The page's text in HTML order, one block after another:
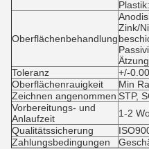
Oberflächenbehandlung
Zink/
Toleranz
+/-
Oberflächenrauigkeit
Min
Zeichnen angenommen STP,
Vorbereitungs- und
Anlaufzeit
1-2
Qualitätssicherung
Zahlungsbedingungen